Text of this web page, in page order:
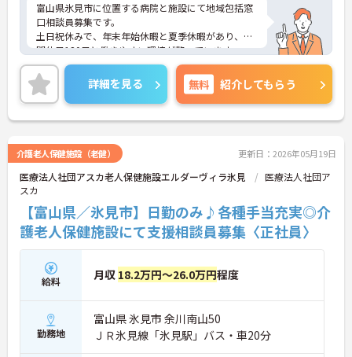
富山県氷見市に位置する病院と施設にて地域包括窓
口相談員募集です。
土日祝休みで、年末年始休暇と夏季休暇があり、年
間休日120日と働きやすい環境が整っています。
ご興味のある方には、面接対策ポイントなど、さら
に詳細をお話しいたしますので、お気軽にご相談く
ださい。
詳細を見る 無料 紹介してもらう
介護老人保健施設（老健） 更新日：2026年05月19日
医療法人社団アスカ老人保健施設エルダーヴィラ氷見
医療法人社団ア
スカ
【富山県／氷見市】日勤のみ♪各種手当充実◎介
護老人保健施設にて支援相談員募集〈正社員〉
給料 月収 18.2万円～26.0万円程度
勤務地
富山県 氷見市 余川南山50
ＪＲ氷見線「氷見駅」バス・車20分